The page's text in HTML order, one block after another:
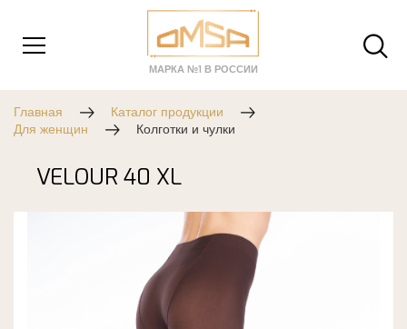
МАРКА №1 В РОССИИ
Главная
Каталог продукции
Для женщин
Колготки и чулки
VELOUR 40 XL